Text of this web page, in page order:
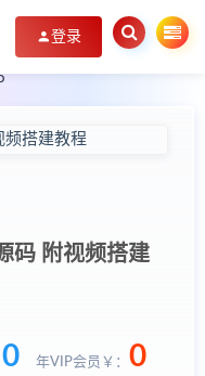
登录
码 附视频搭建
0 年VIP会员￥： 0